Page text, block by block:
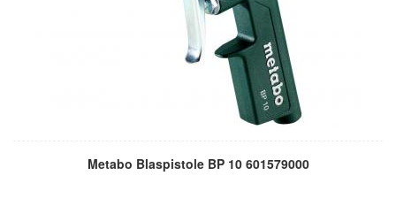
Metabo Blaspistole BP 10 601579000